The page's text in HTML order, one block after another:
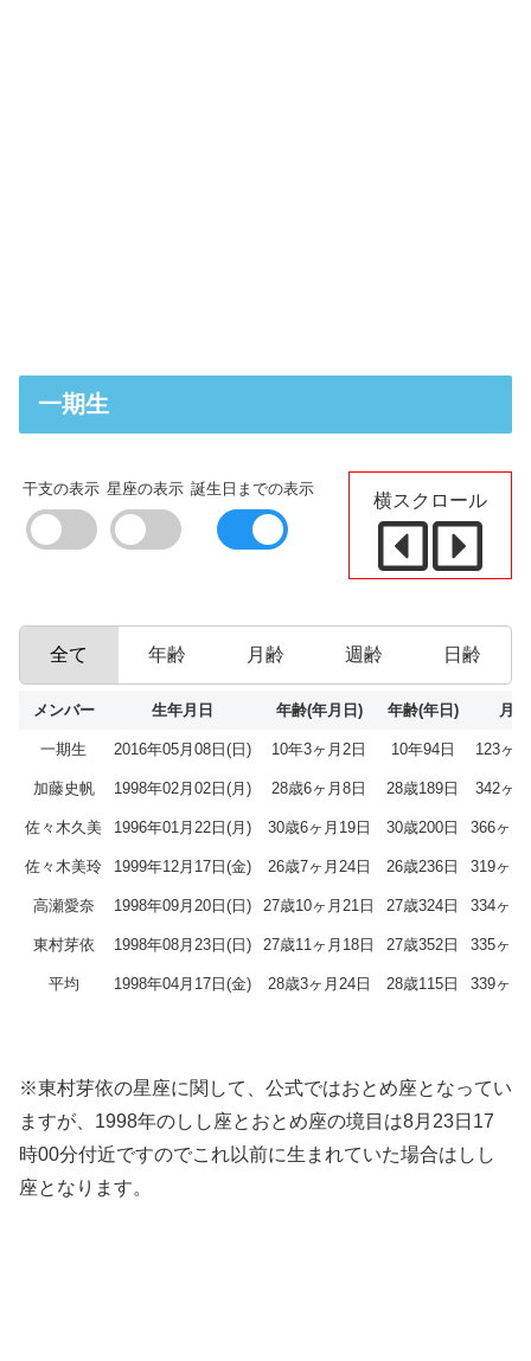
一期生
干支の表示 星座の表示 誕生日までの表示
横スクロール
全て 年齢 月齢 週齢 日齢
メンバー 生年月日 年齢(年月日) 年齢(年日) 月齢
一期生 2016年05月08日(日) 10年3ヶ月2日 10年94日 123ヶ
加藤史帆 1998年02月02日(月) 28歳6ヶ月8日 28歳189日 342ヶ
佐々木久美 1996年01月22日(月) 30歳6ヶ月19日 30歳200日 366ヶ月
佐々木美玲 1999年12月17日(金) 26歳7ヶ月24日 26歳236日 319ヶ月
高瀬愛奈 1998年09月20日(日) 27歳10ヶ月21日 27歳324日 334ヶ月
東村芽依 1998年08月23日(日) 27歳11ヶ月18日 27歳352日 335ヶ月
平均 1998年04月17日(金) 28歳3ヶ月24日 28歳115日 339ヶ月
※東村芽依の星座に関して、公式ではおとめ座となってい
ますが、1998年のしし座とおとめ座の境目は8月23日17
時00分付近ですのでこれ以前に生まれていた場合はしし
座となります。